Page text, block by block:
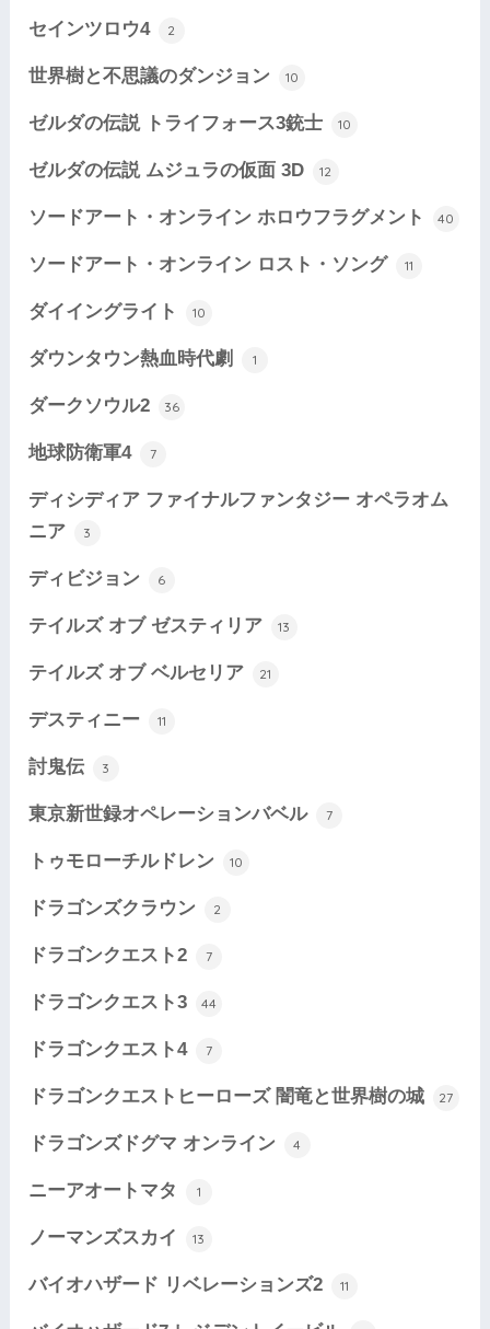
セインツロウ4 2
世界樹と不思議のダンジョン 10
ゼルダの伝説 トライフォース3銃士 10
ゼルダの伝説 ムジュラの仮面 3D 12
ソードアート・オンライン ホロウフラグメント 40
ソードアート・オンライン ロスト・ソング 11
ダイイングライト 10
ダウンタウン熱血時代劇 1
ダークソウル2 36
地球防衛軍4 7
ディシディア ファイナルファンタジー オペラオム
ニア
3
ディビジョン 6
テイルズ オブ ゼスティリア 13
テイルズ オブ ベルセリア 21
デスティニー 11
討鬼伝 3
東京新世録オペレーションバベル 7
トゥモローチルドレン 10
ドラゴンズクラウン 2
ドラゴンクエスト2 7
ドラゴンクエスト3 44
ドラゴンクエスト4 7
ドラゴンクエストヒーローズ 闇竜と世界樹の城 27
ドラゴンズドグマ オンライン 4
ニーアオートマタ 1
ノーマンズスカイ 13
バイオハザード リベレーションズ2 11